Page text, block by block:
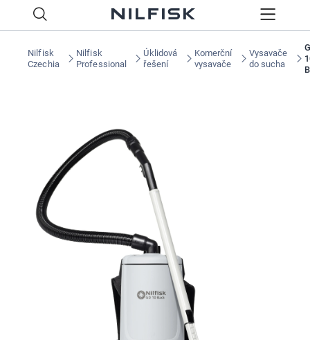
Nilfisk
Czechia
Nilfisk
Professional
Úklidová
řešení
Komerční
vysavače
Vysavače
do sucha